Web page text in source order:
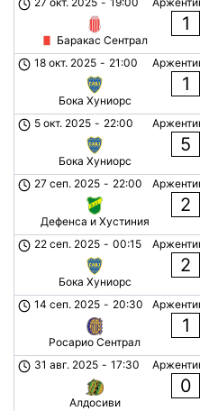
Баракас Сентрал
1
18 окт. 2025 - 21:00
Бока Хуниорс
1
5 окт. 2025 - 22:00
Бока Хуниорс
5
27 сеп. 2025 - 22:00
Дефенса и Хустиния
2
22 сеп. 2025 - 00:15
Бока Хуниорс
2
14 сеп. 2025 - 20:30
Росарио Сентрал
1
31 авг. 2025 - 17:30
Алдосиви
0